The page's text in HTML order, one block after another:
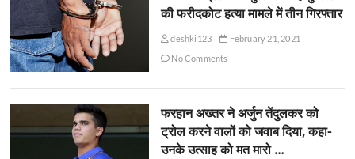
की फरीदकोट हत्या मामले में तीन गिरफ्तार
deshki123
February 21, 2021
No Comments
फरहान अख्तर ने अर्जुन तेंदुलकर को
ट्रोल करने वालों को जवाब दिया, कहा-
उनके उत्साह को मत मारो …